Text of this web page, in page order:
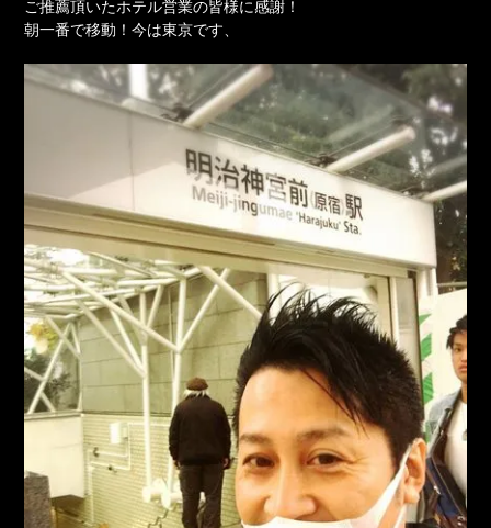
ご推薦頂いたホテル営業の皆様に感謝！
朝一番で移動！今は東京です、